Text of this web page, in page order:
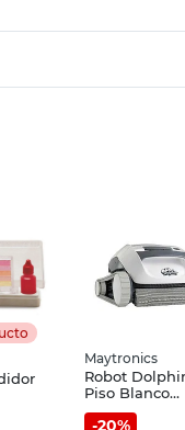
Maytronics
Robot
Piso Blanco
Maytronics
-20%